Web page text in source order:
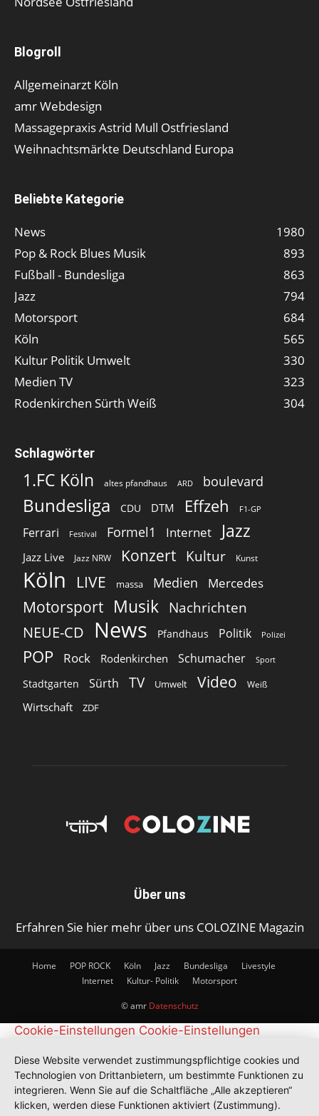
Blogroll
Allgemeinarzt Köln
amr Webdesign
Massagepraxis Astrid Mull Ostfriesland
Weihnachtsmärkte Deutschland Europa
Beliebte Kategorie
News
1980
Pop & Rock Blues Musik
893
Fußball - Bundesliga
863
Jazz
794
Motorsport
684
Köln
565
Kultur Politik Umwelt
330
Medien TV
323
Rodenkirchen Sürth Weiß
304
Schlagwörter
1.FC Köln altes pfandhaus ARD boulevard
Bundesliga CDU DTM Effzeh F1-GP
Ferrari Festival Formel1 Internet Jazz
Jazz Live Jazz NRW Konzert Kultur Kunst
Köln LIVE massa Medien Mercedes
Motorsport Musik Nachrichten
NEUE-CD
News Pfandhaus Politik Polizei
POP Rock Rodenkirchen Schumacher Sport
Stadtgarten Sürth TV Umwelt Video Weiß
Wirtschaft ZDF
Über uns
Erfahren Sie hier mehr über uns COLOZINE Magazin
Home POP ROCK Köln Jazz Bundesliga
Livestyle
Internet
Kultur- Politik Motorsport
© amr Datenschutz
Cookie-Einstellungen Cookie-Einstellungen
Diese Website verwendet zustimmungspflichtige cookies und
Technologien von Drittanbietern, um bestimmte Funktionen zu
integrieren. Wenn Sie auf die Schaltfläche „Alle akzeptieren“
klicken, werden diese Funktionen aktiviert (Zustimmung).